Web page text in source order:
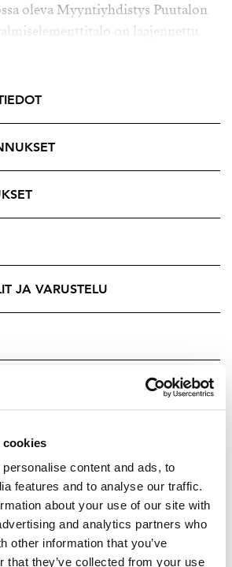
cookies
content and ads, to
features and to analyse our traffic.
about your use of our site with
and analytics partners who
other information that you’ve
that they’ve collected from your use
oleva Myyntiyhdistys Puutalon
on laajennettu
väljät ja toimivat tilat elämää
reilut laskutilat ja kutsuva
hengittää. Reilunkokoinen
kalusteet, ja varaava
ihana istahtaa aamukahville.
tilava ja vaalea.
tarjoaa runsaasti tilaa myös
sauna kruunaa
luovat hetkiä, joihin tekee mieli
kodin päämakuuhuone sijaitsee
siivessään ja tuntuu kuin omalta
Valo tulvii sisään
koko seinän mittaiset
JA VARUSTELU